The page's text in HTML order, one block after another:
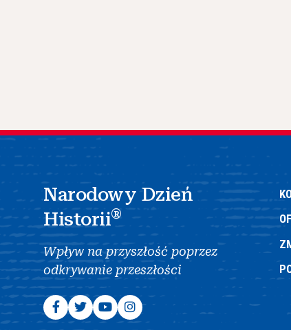
Narodowy Dzień
Historii®
Wpływ na przyszłość poprzez
odkrywanie przeszłości